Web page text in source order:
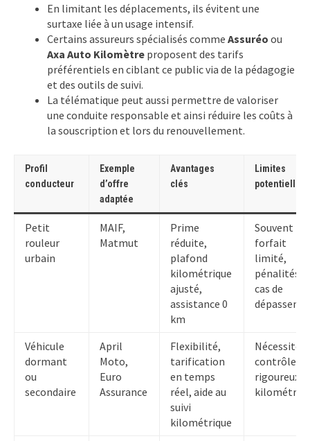
En limitant les déplacements, ils évitent une
surtaxe liée à un usage intensif.
Certains assureurs spécialisés comme Assuréo ou
Axa Auto Kilomètre proposent des tarifs
préférentiels en ciblant ce public via de la pédagogie
et des outils de suivi.
La télématique peut aussi permettre de valoriser
une conduite responsable et ainsi réduire les coûts à
la souscription et lors du renouvellement.
Profil
conducteur
Exemple
d’offre
adaptée
Avantages
clés
Limites
potentielles
Petit
rouleur
urbain
MAIF,
Matmut
Prime
réduite,
plafond
kilométrique
ajusté,
assistance 0
km
Souvent
forfait
limité,
pénalités
cas de
Véhicule
dormant
ou
secondaire
April
Moto,
Euro
Assurance
Flexibilité,
tarification
en temps
réel, aide au
suivi
kilométrique
Nécessite
contrôle
rigoureux